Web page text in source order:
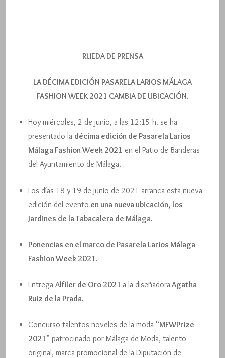
RUEDA DE PRENSA
LA DÉCIMA EDICIÓN PASARELA LARIOS MÁLAGA
FASHION WEEK 2021 CAMBIA DE UBICACIÓN.
Hoy miércoles, 2 de junio, a las 12:15 h. se ha
presentado la décima edición de Pasarela Larios
Málaga Fashion Week 2021 en el Patio de Banderas
del Ayuntamiento de Málaga.
Los días 18 y 19 de junio de 2021 arranca esta nueva
edición del evento en una nueva ubicación, los
Jardines de la Tabacalera de Málaga.
Ponencias en el marco de Pasarela Larios Málaga
Fashion Week 2021.
EntregaAlfiler de Oro 2021 a la diseñadoraAgatha
Ruiz de la Prada.
Concurso talentos noveles de la moda “MFWPrize
2021” patrocinado por Málaga de Moda, talento
original, marca promocional de la Diputación de